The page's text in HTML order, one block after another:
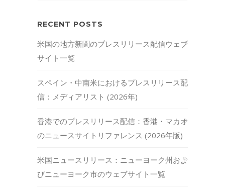
RECENT POSTS
米国の地方新聞のプレスリリース配信ウェブ
サイト一覧
スペイン・中南米におけるプレスリリース配
信：メディアリスト (2026年)
香港でのプレスリリース配信：香港・マカオ
のニュースサイトリファレンス (2026年版)
米国ニュースリリース：ニューヨーク州およ
びニューヨーク市のウェブサイト一覧